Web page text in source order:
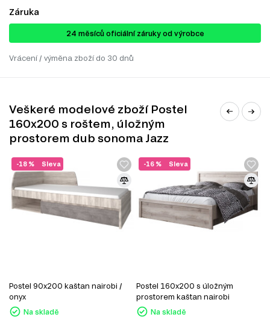
Záruka
24 ​​​​měsíců oficiální záruky od výrobce
Vrácení / výměna zboží do 30 dnů
Veškeré modelové zboží Postel
160x200 s roštem, úložným
prostorem dub sonoma Jazz
Sleva
-18 %
Postel 90x200 kaštan nairobi /
onyx
Na skladě
Sleva
-16 %
Postel 160x200 s úložným
prostorem kaštan nairobi
Na skladě